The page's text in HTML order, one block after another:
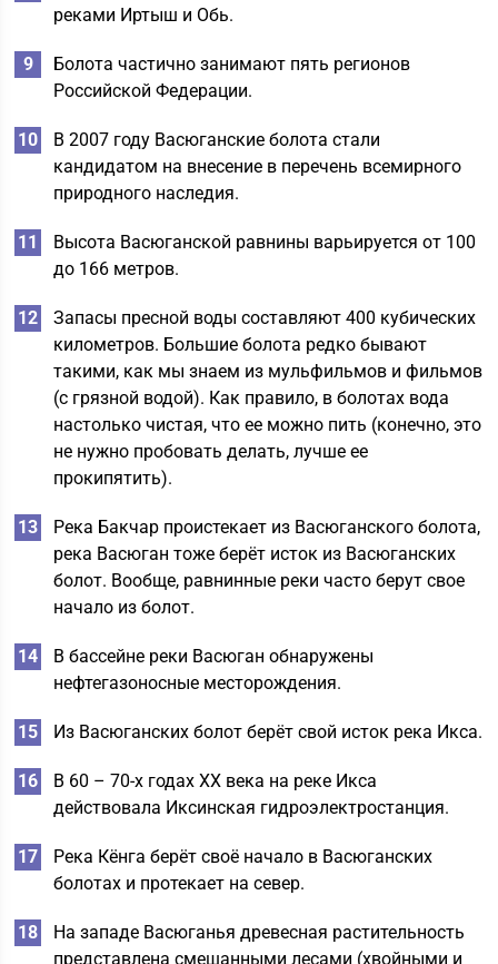
реками Иртыш и Обь.
Болота частично занимают пять регионов
Российской Федерации.
В 2007 году Васюганские болота стали
кандидатом на внесение в перечень всемирного
природного наследия.
Высота Васюганской равнины варьируется от 100
до 166 метров.
Запасы пресной воды составляют 400 кубических
километров. Большие болота редко бывают
такими, как мы знаем из мульфильмов и фильмов
(с грязной водой). Как правило, в болотах вода
настолько чистая, что ее можно пить (конечно, это
не нужно пробовать делать, лучше ее
прокипятить).
Река Бакчар проистекает из Васюганского болота,
река Васюган тоже берёт исток из Васюганских
болот. Вообще, равнинные реки часто берут свое
начало из болот.
В бассейне реки Васюган обнаружены
нефтегазоносные месторождения.
Из Васюганских болот берёт свой исток река Икса.
В 60 – 70-х годах ХХ века на реке Икса
действовала Иксинская гидроэлектростанция.
Река Кёнга берёт своё начало в Васюганских
болотах и протекает на север.
На западе Васюганья древесная растительность
представлена смешанными лесами (хвойными и